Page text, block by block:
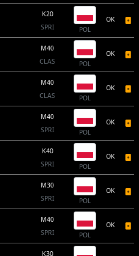
K20
SPRI
POL
OK
M40
CLAS
POL
OK
M40
CLAS
POL
OK
M40
SPRI
POL
OK
K40
SPRI
POL
OK
M30
SPRI
POL
OK
M40
SPRI
POL
OK
K30